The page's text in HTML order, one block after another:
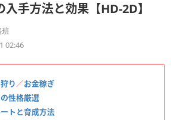
手方法と効果【HD-2D】
02:46
り／お金稼ぎ
性格厳選
トと育成方法